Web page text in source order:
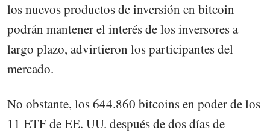
los nuevos productos de inversión en bitcoin
podrán mantener el interés de los inversores a
largo plazo, advirtieron los participantes del
mercado.
No obstante, los 644.860 bitcoins en poder de los
11 ETF de EE. UU. después de dos días de